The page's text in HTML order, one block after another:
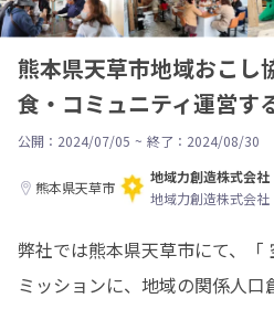
熊本県天草市地域おこし
食・コミュニティ運営す
公開：2024/07/05 ~ 終了：2024/08/30
熊本県天草市
地域力創造株式会社
地域力創造株式会社
弊社では熊本県天草市にて、「
ミッションに、地域の関係人